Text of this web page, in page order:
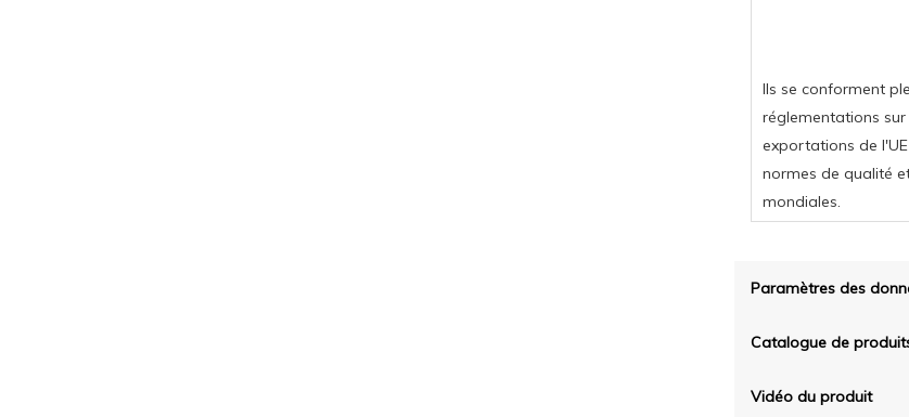
Ils se conforment
réglementations
exportations de
normes de qualité
mondiales.
Paramètres des
Catalogue de
Vidéo du produit